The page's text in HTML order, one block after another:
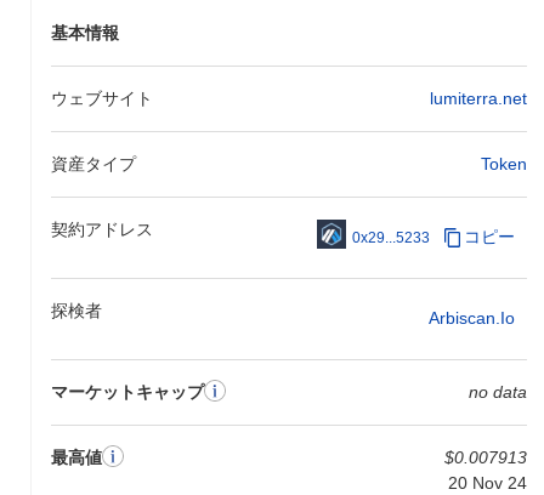
基本情報
ウェブサイト lumiterra.net
資産タイプ Token
契約アドレス 0x29...5233 コピー
探検者 Arbiscan.io
マーケットキャップ no data
最高値
$0.007913
20 Nov 24